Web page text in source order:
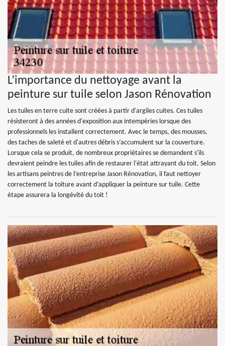
L’importance du nettoyage avant la
peinture sur tuile selon Jason Rénovation
Les tuiles en terre cuite sont créées à partir d'argiles cuites. Ces tuiles
résisteront à des années d'exposition aux intempéries lorsque des
professionnels les installent correctement. Avec le temps, des mousses,
des taches de saleté et d'autres débris s’accumulent sur la couverture.
Lorsque cela se produit, de nombreux propriétaires se demandent s'ils
devraient peindre les tuiles afin de restaurer l'état attrayant du toit. Selon
les artisans peintres de l’entreprise Jason Rénovation, il faut nettoyer
correctement la toiture avant d’appliquer la peinture sur tuile. Cette
étape assurera la longévité du toit !